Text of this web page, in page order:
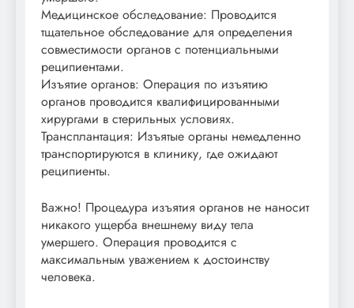
Медицинское обследование: Проводится
тщательное обследование для определения
совместимости органов с потенциальными
реципиентами.
Изъятие органов: Операция по изъятию
органов проводится квалифицированными
хирургами в стерильных условиях.
Трансплантация: Изъятые органы немедленно
транспортируются в клинику, где ожидают
реципиенты.
Важно! Процедура изъятия органов не наносит
никакого ущерба внешнему виду тела
умершего. Операция проводится с
максимальным уважением к достоинству
человека.